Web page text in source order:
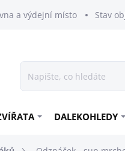
a výdejní místo Stav
DALEKOHLEDY